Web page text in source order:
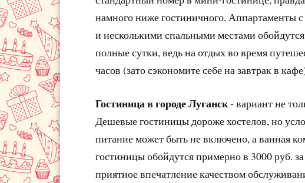
намного ниже гостиничного. Аппартаменты
и несколькими спальными местами
полные сутки, ведь на отдых во время
часов (зато сэкономите себе на завтрак в
Гостиница в городе Луганск- вариант не
Дешевые гостиницы дороже хостелов, но
питание может быть не включено, а ванная
гостиницы обойдутся примерно в 3000 руб.
приятное впечатление качеством